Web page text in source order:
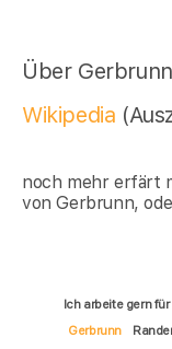
Über
Wikipedia
noch mehr erfärt
von Gerbrunn,
Ich arbeite gern
Gerbrunn